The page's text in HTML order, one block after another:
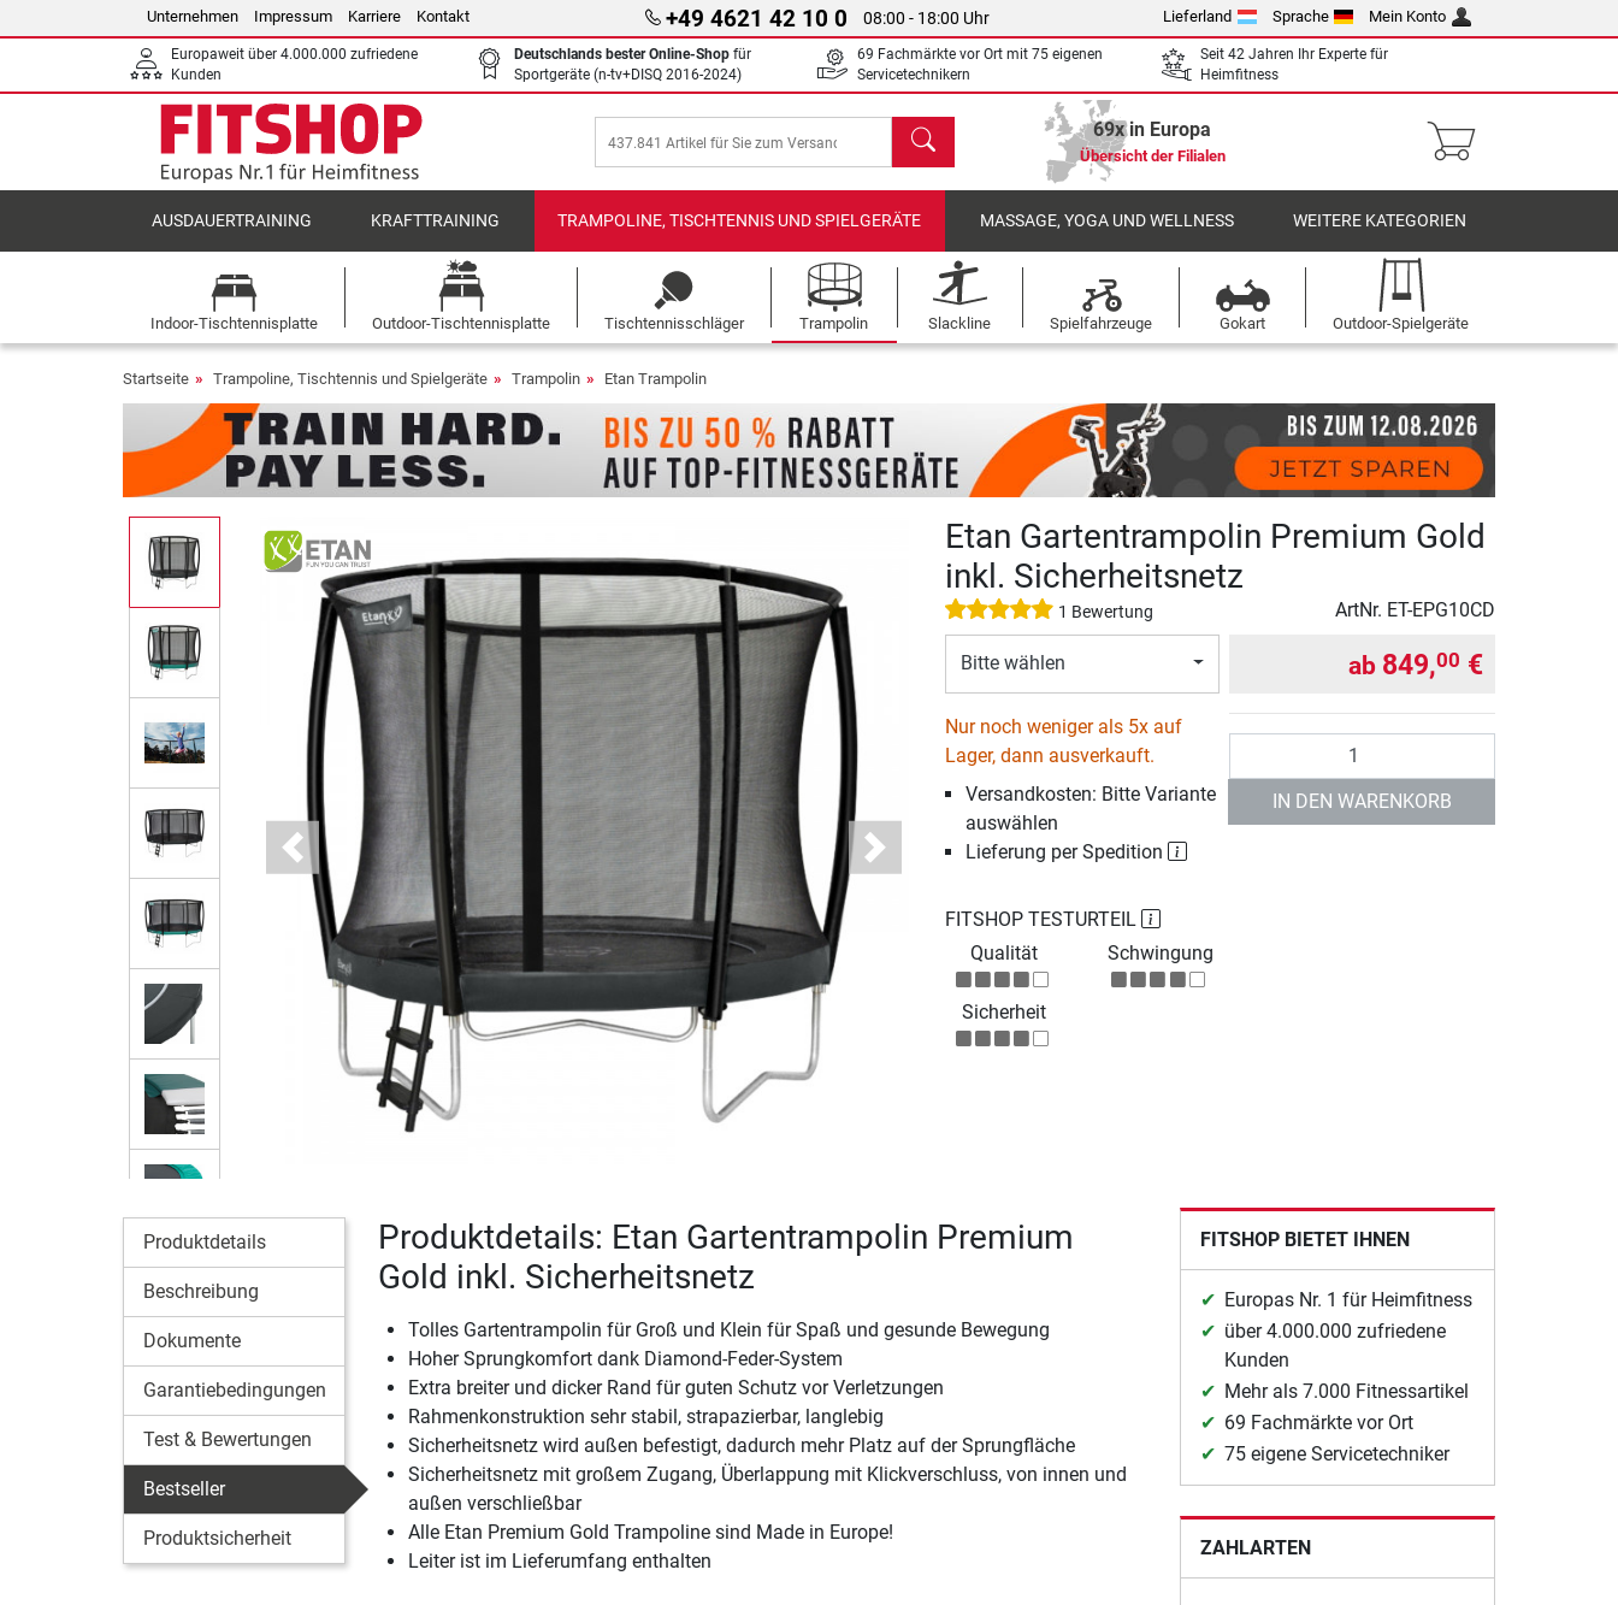
Unternehmen Impressum Karriere Kontakt +49 4621 42 10 0 08:00 - 18:00 Uhr Lieferland Sprache Mein Konto
Europaweit über 4.000.000 zufriedene
Kunden
Deutschlands bester Online-Shop für
Sportgeräte (n-tv+DISQ 2016-2024)
69 Fachmärkte vor Ort mit 75 eigenen
Servicetechnikern
Seit 42 Jahren Ihr Experte für
Heimfitness
Suchen 69x in Europa
Übersicht der Filialen
AUSDAUERTRAINING KRAFTTRAINING TRAMPOLINE, TISCHTENNIS UND SPIELGERÄTE MASSAGE, YOGA UND WELLNESS WEITERE KATEGORIEN
Indoor-Tischtennisplatte Outdoor-Tischtennisplatte Tischtennisschläger Trampolin Slackline Spielfahrzeuge Gokart Outdoor-Spielgeräte
Startseite Trampoline, Tischtennis und Spielgeräte Trampolin Etan Trampolin
Previous Next
Etan Gartentrampolin Premium Gold
inkl. Sicherheitsnetz
1 Bewertung ArtNr. ET-EPG10CD
Bitte wählen
Nur noch weniger als 5x auf
Lager, dann ausverkauft.
Versandkosten: Bitte Variante
auswählen
Lieferung per Spedition
ab 849,00 €
IN DEN WARENKORB
FITSHOP TESTURTEIL
Qualität
Schwingung
Sicherheit
Produktdetails
Beschreibung
Dokumente
Garantiebedingungen
Test & Bewertungen
Bestseller
Produktsicherheit
Produktdetails: Etan Gartentrampolin Premium
Gold inkl. Sicherheitsnetz
Tolles Gartentrampolin für Groß und Klein für Spaß und gesunde Bewegung
Hoher Sprungkomfort dank Diamond-Feder-System
Extra breiter und dicker Rand für guten Schutz vor Verletzungen
Rahmenkonstruktion sehr stabil, strapazierbar, langlebig
Sicherheitsnetz wird außen befestigt, dadurch mehr Platz auf der Sprungfläche
Sicherheitsnetz mit großem Zugang, Überlappung mit Klickverschluss, von innen und
außen verschließbar
Alle Etan Premium Gold Trampoline sind Made in Europe!
Leiter ist im Lieferumfang enthalten
FITSHOP BIETET IHNEN
Europas Nr. 1 für Heimfitness
über 4.000.000 zufriedene
Kunden
Mehr als 7.000 Fitnessartikel
69 Fachmärkte vor Ort
75 eigene Servicetechniker
ZAHLARTEN